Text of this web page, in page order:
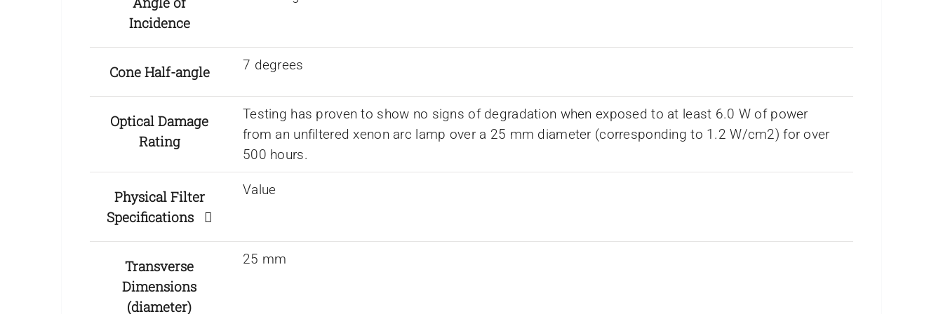
Incidence
Cone Half-angle 7 degrees
Optical Damage
Rating
Testing has proven to show no signs of degradation when exposed to at least 6.0 W of power
from an unfiltered xenon arc lamp over a 25 mm diameter (corresponding to 1.2 W/cm2) for over
500 hours.
Physical Filter
Specifications
Value
Transverse
Dimensions
(diameter)
25 mm